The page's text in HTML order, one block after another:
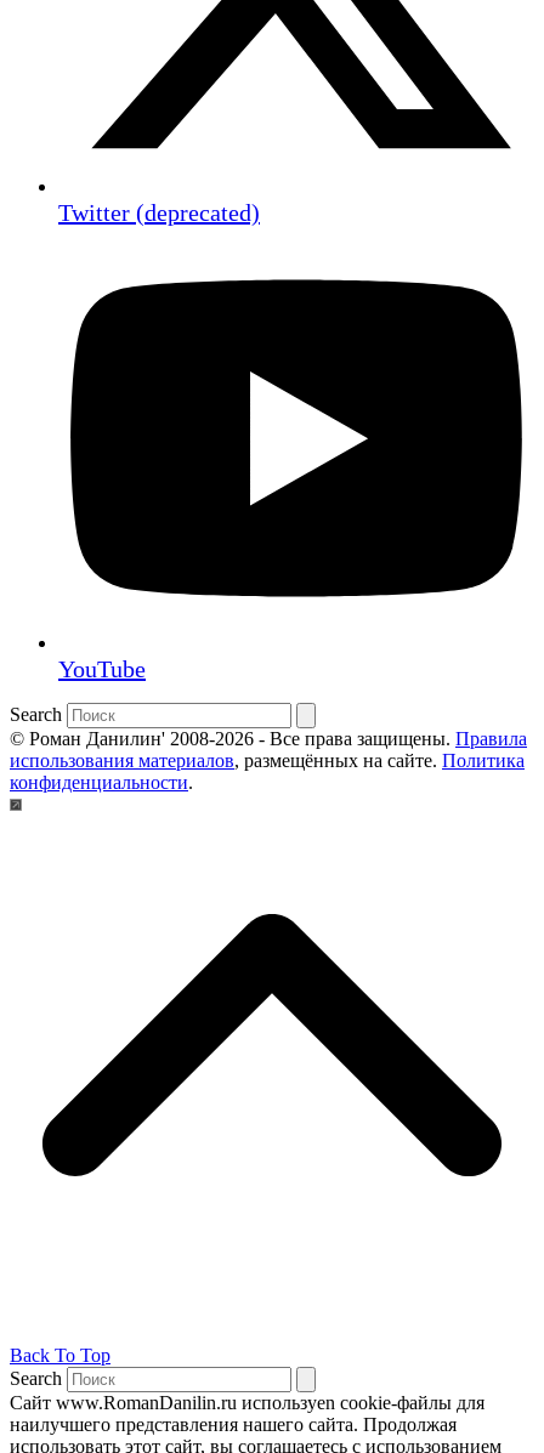
Twitter (deprecated)
YouTube
Search
© Роман Данилин' 2008-2026 - Все права защищены. Правила
использования материалов, размещённых на сайте. Политика
конфиденциальности.
Back To Top
Search
Сайт www.RomanDanilin.ru используеn cookie-файлы для
наилучшего представления нашего сайта. Продолжая
использовать этот сайт, вы соглашаетесь с использованием